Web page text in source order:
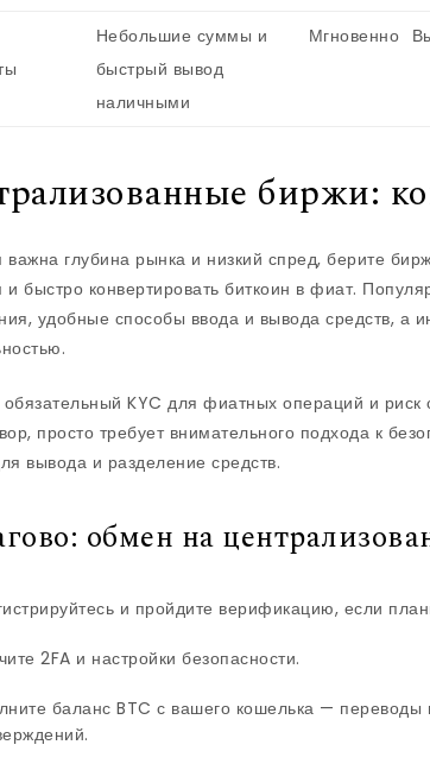
Небольшие суммы и
быстрый вывод
наличными
Мгновенно
биржи:
важна глубина рынка и низкий спред, берите
и быстро конвертировать биткоин в фиат.
удобные способы ввода и вывода средств, а
KYC для фиатных операций и риск
просто требует внимательного подхода к
вывода и разделение средств.
обмен на
и пройдите верификацию, если
2FA и настройки безопасности.
баланс BTC с вашего кошелька —